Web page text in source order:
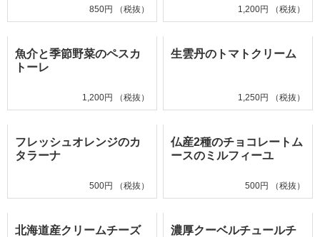
850円 （税抜） 1,200円 （税抜）
魚介と季節野菜のペスカ
トーレ
1,200円 （税抜）
生雲丹のトマトクリーム
1,250円 （税抜）
フレッシュオレンジのカ
タラーナ
500円 （税抜）
仏産2種のチョコレートム
ースのミルフィーユ
500円 （税抜）
北海道産クリームチーズ
濃厚クーベルチュールチ